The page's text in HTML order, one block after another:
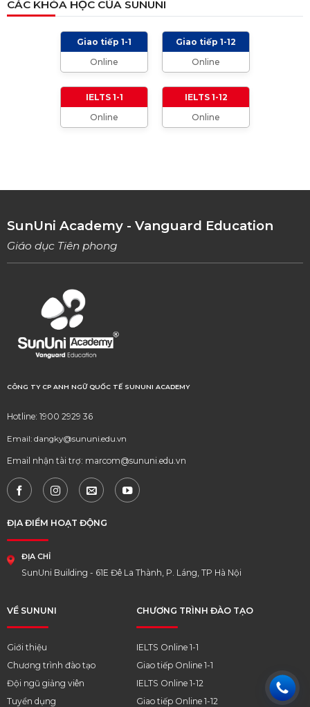
05/12/2021
TIÊU CHÍ CHẤM IELTS SPEAKING, WRITING
2024 VÀ NHỮNG LƯU Ý
TỔNG HỢP CÁCH XƯNG HÔ TRONG TIẾNG
ANH (Từ formal đến informal)
DỤNG VÀ CÁCH VẬN DỤNG
CÁC KHÓA HỌC CỦA SUNUNI
Giao tiếp 1-1
Online
Giao tiếp 1-12
Online
IELTS 1-1
Online
IELTS 1-12
Online
SunUni Academy - Vanguard Education
Giáo dục Tiên phong
CÔNG TY CP ANH NGỮ QUỐC TẾ SUNUNI ACADEMY
Hotline: 1900 2929 36
Email: dangky@sununi.edu.vn
Email nhận tài trợ: marcom@sununi.edu.vn
VỀ SUNUNI
Giới thiệu
Chương trình đào tạo
Đội ngũ giảng viên
Tuyển dụng
ĐỊA ĐIỂM HOẠT ĐỘNG
ĐỊA CHỈ
SunUni Building - 61E Đê La Thành, P. Láng, TP Hà Nội
CHƯƠNG TRÌNH ĐÀO TẠO
IELTS Online 1-1
Giao tiếp Online 1-1
IELTS Online 1-12
Giao tiếp Online 1-12